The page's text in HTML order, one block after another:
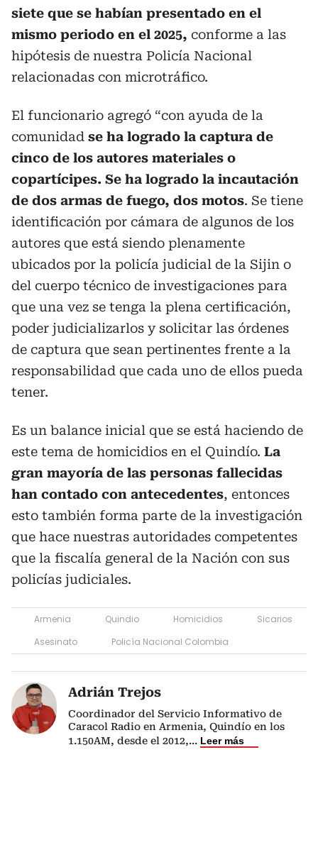
siete que se habían presentado en el
mismo periodo en el 2025, conforme a las
hipótesis de nuestra Policía Nacional
relacionadas con microtráfico.
El funcionario agregó “con ayuda de la
comunidad se ha logrado la captura de
cinco de los autores materiales o
copartícipes. Se ha logrado la incautación
de dos armas de fuego, dos motos. Se tiene
identificación por cámara de algunos de los
autores que está siendo plenamente
ubicados por la policía judicial de la Sijin o
del cuerpo técnico de investigaciones para
que una vez se tenga la plena certificación,
poder judicializarlos y solicitar las órdenes
de captura que sean pertinentes frente a la
responsabilidad que cada uno de ellos pueda
tener.
Es un balance inicial que se está haciendo de
este tema de homicidios en el Quindío. La
gran mayoría de las personas fallecidas
han contado con antecedentes, entonces
esto también forma parte de la investigación
que hace nuestras autoridades competentes
que la fiscalía general de la Nación con sus
policías judiciales.
Armenia Quindio Homicidios
Sicarios
Asesinato
Policía Nacional Colombia
Adrián Trejos
Coordinador del Servicio Informativo de
Caracol Radio en Armenia, Quindío en los
1.150AM, desde el 2012,... Leer más